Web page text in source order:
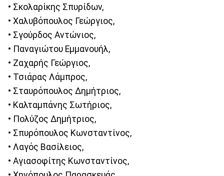
• Σκολαρίκης Σπυρίδων,
• Χαλυβόπουλος Γεώργιος,
• Σγούρδος Αντώνιος,
• Παναγιώτου Εμμανουήλ,
• Ζαχαρής Γεώργιος,
• Τσιάρας Λάμπρος,
• Σταυρόπουλος Δημήτριος,
• Καλταμπάνης Σωτήριος,
• Πολύζος Δημήτριος,
• Σπυρόπουλος Κωνσταντίνος,
• Λαγός Βασίλειος,
• Αγιασοφίτης Κωνσταντίνος,